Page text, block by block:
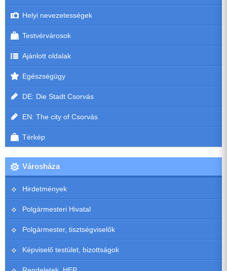
Helyi nevezetességek
Testvérvárosok
Ajánlott oldalak
Egészségügy
DE: Die Stadt Csorvás
EN: The city of Csorvás
Térkép
Városháza
Hirdetmények
Polgármesteri Hivatal
Polgármester, tisztségviselők
Képviselő testület, bizottságok